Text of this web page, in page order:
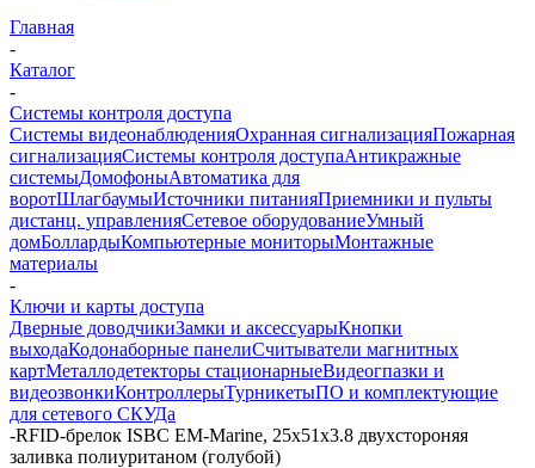
Главная
-
Каталог
-
Системы контроля доступа
Системы видеонаблюденияОхранная сигнализацияПожарная
сигнализацияСистемы контроля доступаАнтикражные
системыДомофоныАвтоматика для
воротШлагбаумыИсточники питанияПриемники и пульты
дистанц. управленияСетевое оборудованиеУмный
домБоллардыКомпьютерные мониторыМонтажные
материалы
-
Ключи и карты доступа
Дверные доводчикиЗамки и аксессуарыКнопки
выходаКодонаборные панелиСчитыватели магнитных
картМеталлодетекторы стационарныеВидеогпазки и
видеозвонкиКонтроллерыТурникетыПО и комплектующие
для сетевого СКУДа
-RFID-брелок ISBC EM-Marine, 25x51x3.8 двухстороняя
заливка полиуританом (голубой)